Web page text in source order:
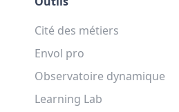
Cité des métiers
Envol pro
Observatoire dynamique
Learning Lab